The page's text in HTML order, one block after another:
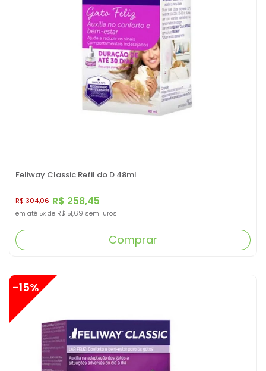
Feliway Classic Refil do D 48ml
R$ 258,45
R$ 304,06
em até 5x de R$ 51,69 sem juros
Comprar
-15%